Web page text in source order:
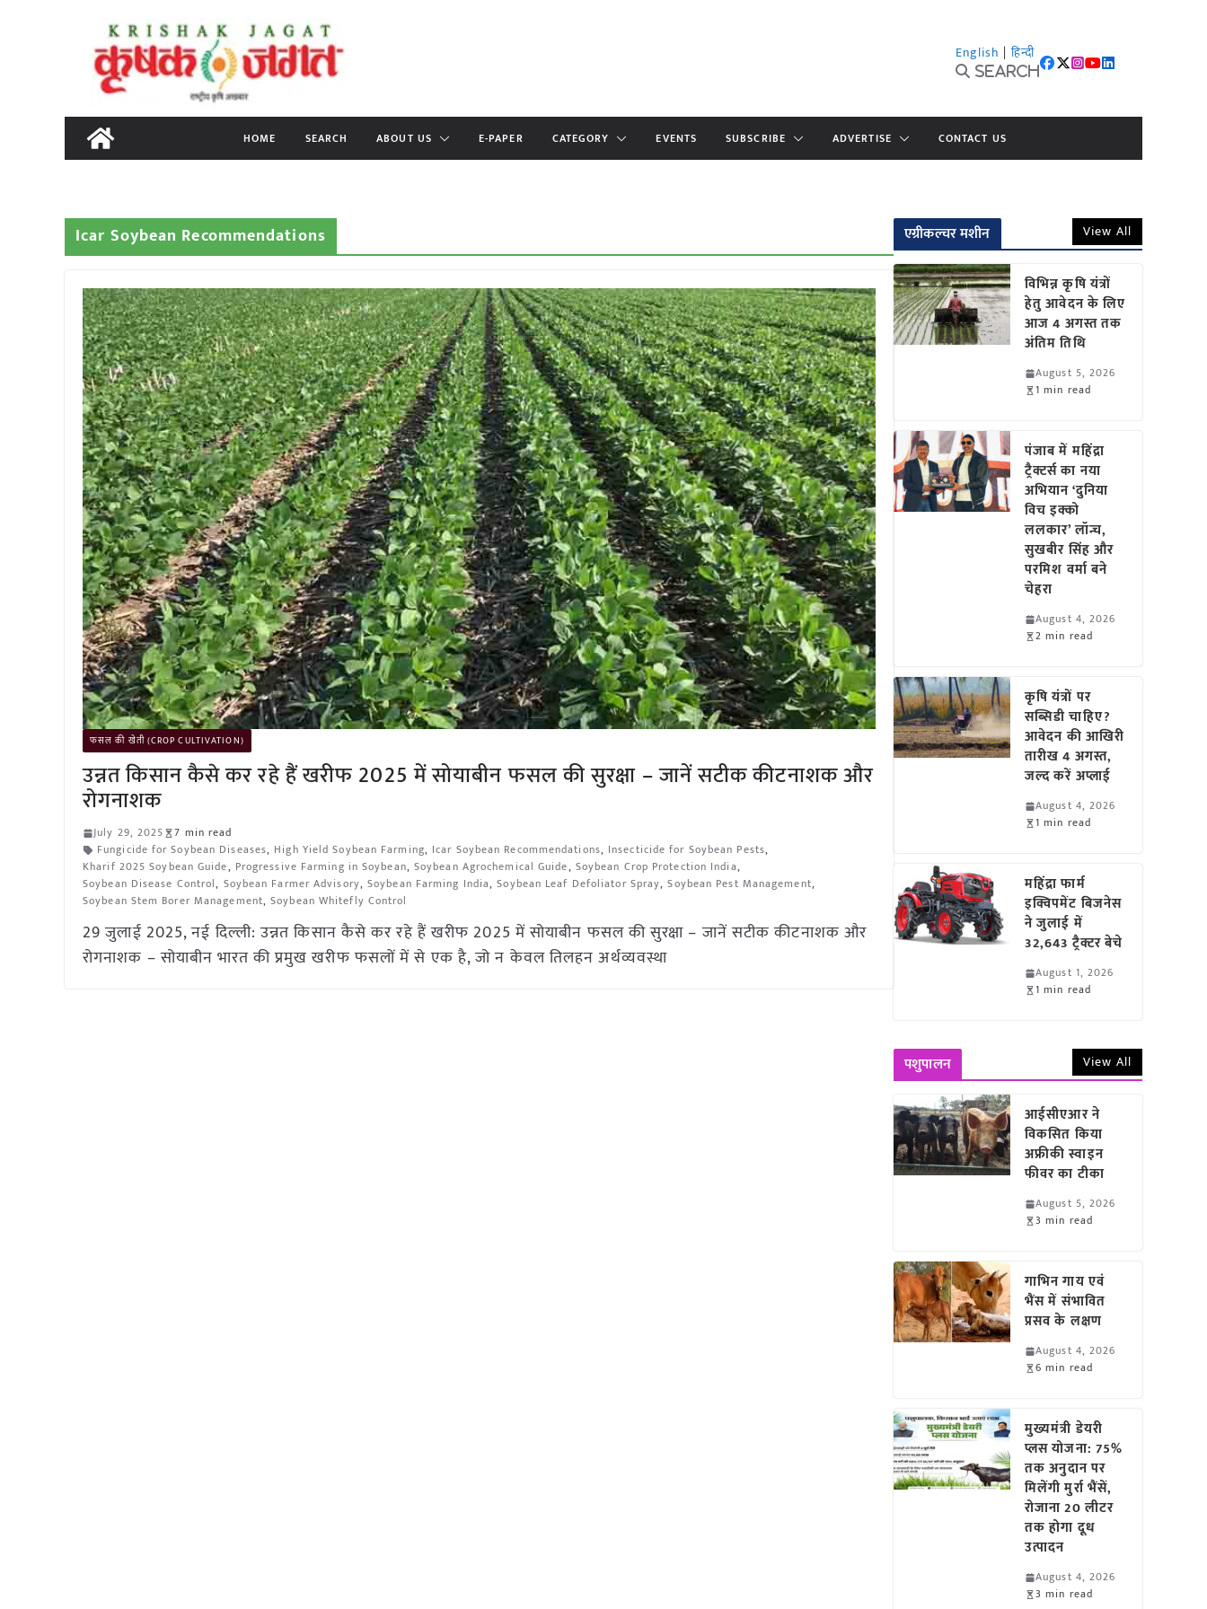
content
English | हिन्दी
Search
HOME SEARCH ABOUT US E-PAPER CATEGORY EVENTS SUBSCRIBE ADVERTISE CONTACT US
Icar Soybean Recommendations
फसल की खेती (CROP CULTIVATION)
उन्नत किसान कैसे कर रहे हैं खरीफ 2025 में सोयाबीन फसल की सुरक्षा – जानें सटीक कीटनाशक और
रोगनाशक
July 29, 2025
7 min read
Fungicide for Soybean Diseases, High Yield Soybean Farming, Icar Soybean Recommendations, Insecticide for Soybean Pests,
Kharif 2025 Soybean Guide, Progressive Farming in Soybean, Soybean Agrochemical Guide, Soybean Crop Protection India,
Soybean Disease Control, Soybean Farmer Advisory,Soybean Farming India,Soybean Leaf Defoliator Spray,Soybean Pest Management,
Soybean Stem Borer Management,Soybean Whitefly Control
29 जुलाई 2025, नई दिल्ली: उन्नत किसान कैसे कर रहे हैं खरीफ 2025 में सोयाबीन फसल की सुरक्षा – जानें सटीक कीटनाशक और
रोगनाशक – सोयाबीन भारत की प्रमुख खरीफ फसलों में से एक है, जो न केवल तिलहन अर्थव्यवस्था
एग्रीकल्चर मशीन View All
विभिन्न कृषि यंत्रों
हेतु आवेदन के लिए
आज 4 अगस्त तक
अंतिम तिथि
August 5, 2026
1 min read
पंजाब में महिंद्रा
ट्रैक्टर्स का नया
अभियान ‘दुनिया
विच इक्को
ललकार’ लॉन्च,
सुखबीर सिंह और
परमिश वर्मा बने
चेहरा
August 4, 2026
2 min read
कृषि यंत्रों पर
सब्सिडी चाहिए?
आवेदन की आखिरी
तारीख 4 अगस्त,
जल्द करें अप्लाई
August 4, 2026
1 min read
महिंद्रा फार्म
इक्विपमेंट बिजनेस
ने जुलाई में
32,643 ट्रैक्टर बेचे
August 1, 2026
1 min read
पशुपालन View All
आईसीएआर ने
विकसित किया
अफ्रीकी स्वाइन
फीवर का टीका
August 5, 2026
3 min read
गाभिन गाय एवं
भैंस में संभावित
प्रसव के लक्षण
August 4, 2026
6 min read
मुख्यमंत्री डेयरी
प्लस योजना: 75%
तक अनुदान पर
मिलेंगी मुर्रा भैंसें,
रोजाना 20 लीटर
तक होगा दूध
उत्पादन
August 4, 2026
3 min read